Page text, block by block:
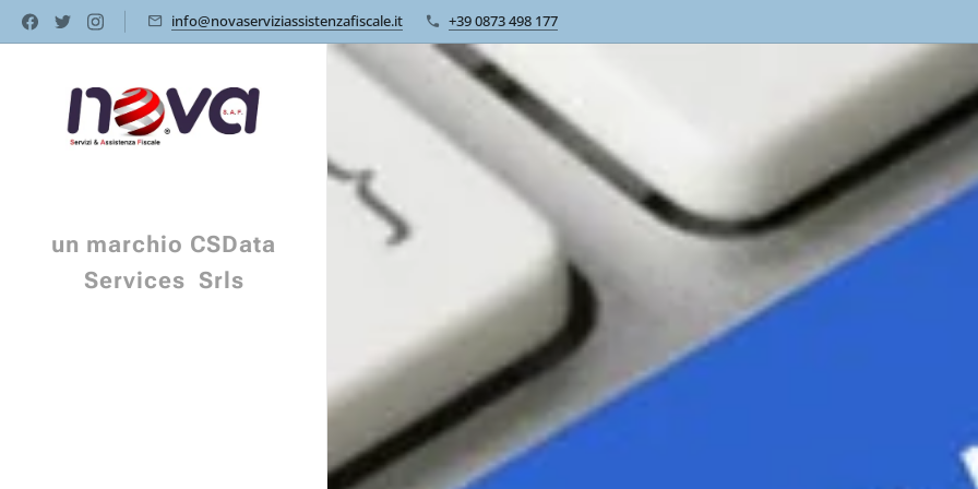
info@novaserviziassistenzafiscale.it +39 0873 498 177
un marchio CSData
Services Srls